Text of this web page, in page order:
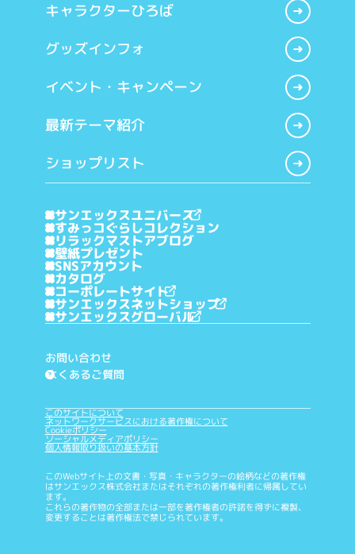
キャラクターひろば
グッズインフォ
イベント・キャンペーン
最新テーマ紹介
ショップリスト
サンエックスユニバース
すみっコぐらしコレクション
リラックマストアブログ
壁紙プレゼント
SNSアカウント
カタログ
コーポレートサイト
サンエックスネットショップ
サンエックスグローバル
お問い合わせ
?
よくあるご質問
このサイトについて
ネットワークサービスにおける著作権について
Cookieポリシー
ソーシャルメディアポリシー
個人情報取り扱いの基本方針
このWebサイト上の文書・写真・キャラクターの絵柄などの著作権
はサンエックス株式会社またはそれぞれの著作権利者に帰属してい
ます。
これらの著作物の全部または一部を著作権者の許諾を得ずに複製、
変更することは著作権法で禁じられています。